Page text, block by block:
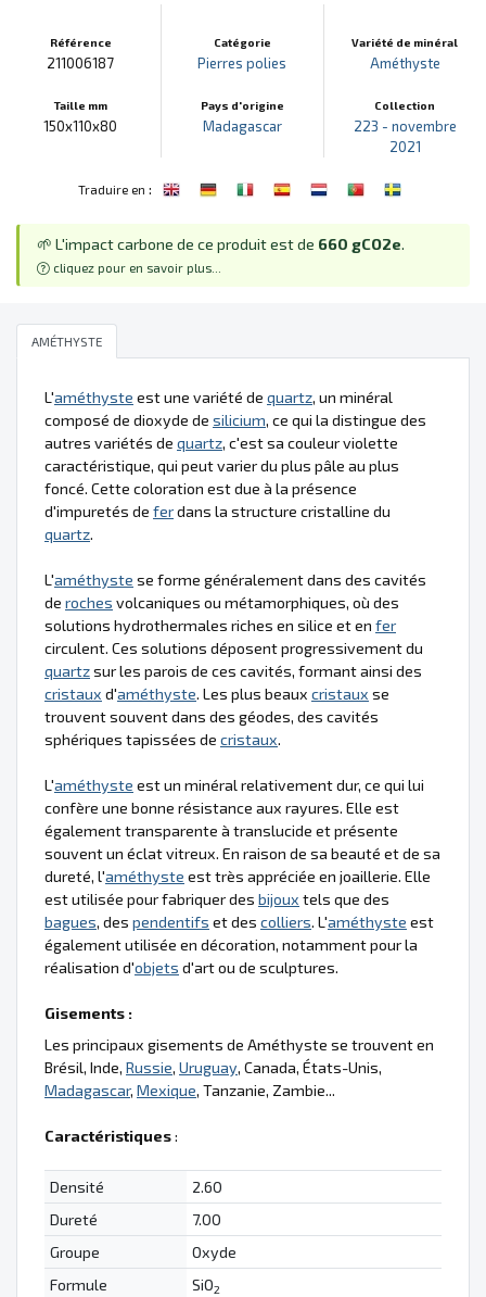
Référence
211006187
Taille mm
150x110x80
Catégorie
Pierres polies
Pays d'origine
Madagascar
Variété de minéral
Améthyste
Collection
223 - novembre
2021
Traduire en :
🌱 L'impact carbone de ce produit est de 660 gCO2e.
cliquez pour en savoir plus...
AMÉTHYSTE
L'améthyste est une variété de quartz, un minéral
composé de dioxyde de silicium, ce qui la distingue des
autres variétés de quartz, c'est sa couleur violette
caractéristique, qui peut varier du plus pâle au plus
foncé. Cette coloration est due à la présence
d'impuretés de ferdans la structure cristalline du
quartz.
L'améthyste se forme généralement dans des cavités
de roches volcaniques ou métamorphiques, où des
solutions hydrothermales riches en silice et en fer
circulent. Ces solutions déposent progressivement du
quartzsur les parois de ces cavités, formant ainsi des
cristaux d'améthyste. Les plus beaux cristaux se
trouvent souvent dans des géodes, des cavités
sphériques tapissées de cristaux.
L'améthyste est un minéral relativement dur, ce qui lui
confère une bonne résistance aux rayures. Elle est
également transparente à translucide et présente
souvent un éclat vitreux. En raison de sa beauté et de sa
dureté, l'améthyste est très appréciée en joaillerie. Elle
est utilisée pour fabriquer des bijoux tels que des
bagues, des pendentifs et des colliers. L'améthyste est
également utilisée en décoration, notamment pour la
réalisation d'objets d'art ou de sculptures.
Gisements :
Les principaux gisements de Améthyste se trouvent en
Brésil, Inde, Russie, Uruguay, Canada, États-Unis,
Madagascar, Mexique, Tanzanie, Zambie...
Caractéristiques:
Densité
2.60
Dureté
7.00
Groupe
Oxyde
Formule
SiO2